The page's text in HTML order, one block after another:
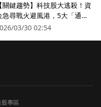
【關鍵趨勢】科技股大逃殺！資
急尋戰火避風港，5大「通訊
星股」逆勢狂飆
03/30 02:54
股專區